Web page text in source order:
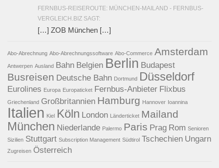
FERNBUS-REISEROUTE: MÜNCHEN-MAILAND - FERNBUS-
VERGLEICH.BIZ SAGT:
[…] ZOB München […]
Abo-Abrechnung Abo-Abrechnungssoftware Abo-Commerce Amsterdam
Antwerpen Ausland Bahn Belgien Berlin Budapest
Busreisen Deutsche Bahn Dortmund Düsseldorf
Eurolines Europa Europaticket Fernbus-Anbieter Flixbus
Griechenland Großbritannien Hamburg Hannover Ioannina
Italien Kiel Köln London Länderticket Mailand
München Niederlande Palermo Paris Prag Rom Senioren
Sizilien Stuttgart Subscription Management Südtirol Tschechien Ungarn
Zugreisen Österreich